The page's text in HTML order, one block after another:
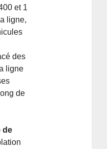
et 1
ligne,
des
ligne
de
de